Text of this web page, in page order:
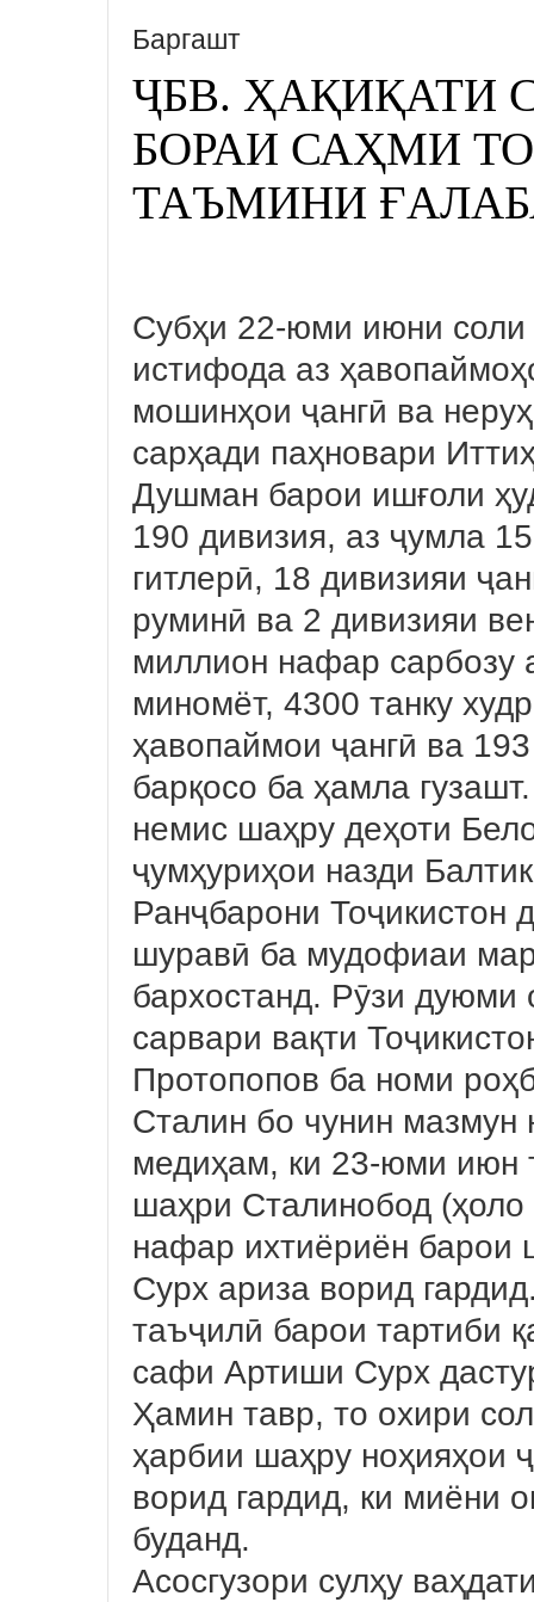
Баргашт
ҶБВ. ҲАҚИҚАТИ
БОРАИ САҲМИ
ТАЪМИНИ
Субҳи 22-юми июни
истифода аз
мошинҳои ҷангӣ ва
сарҳади паҳновари
Душман барои ишғоли
190 дивизия, аз ҷумла
гитлерӣ, 18 дивизияи
руминӣ ва 2 дивизияи
миллион нафар сарбозу
миномёт, 4300 танку
ҳавопаймои ҷангӣ ва
барқосо ба ҳамла
немис шаҳру деҳоти
ҷумҳуриҳои назди
Ранҷбарони Тоҷикистон
шуравӣ ба мудофиаи
бархостанд. Рӯзи дуюми
сарвари вақти
Протопопов ба номи
Сталин бо чунин
медиҳам, ки 23-юми июн
шаҳри Сталинобод
нафар ихтиёриён
Сурх ариза ворид
таъҷилӣ барои тартиби
сафи Артиши Сурх
Ҳамин тавр, то охири
ҳарбии шаҳру ноҳияҳои
ворид гардид, ки миёни
буданд.
Асосгузори сулҳу